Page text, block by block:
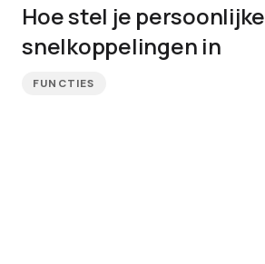
Hoe stel je persoonlijke
snelkoppelingen in
FUNCTIES